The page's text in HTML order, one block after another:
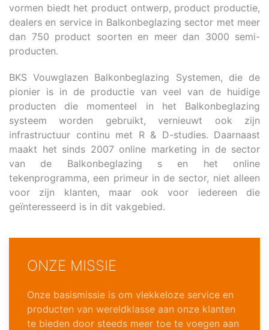
vormen biedt het product ontwerp, product productie,
dealers en service in Balkonbeglazing sector met meer
dan 750 product soorten en meer dan 3000 semi-
producten.
BKS Vouwglazen Balkonbeglazing Systemen, die de
pionier is in de productie van veel van de huidige
producten die momenteel in het Balkonbeglazing
systeem worden gebruikt, vernieuwt ook zijn
infrastructuur continu met R & D-studies. Daarnaast
maakt het sinds 2007 online marketing in de sector
van de Balkonbeglazing s en het online
tekenprogramma, een primeur in de sector, niet alleen
voor zijn klanten, maar ook voor iedereen die
geïnteresseerd is in dit vakgebied.
ONZE MISSIE
Onze basismissie is om vlekkeloze service en
producten van wereldklasse aan onze klanten
te bieden door steeds meer toe te voegen aan